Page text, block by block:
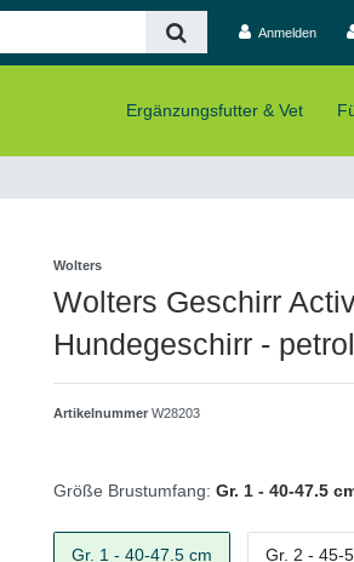
Anmelden
Ergänzungsfutter & Vet
Wolters
Wolters Geschirr
Hundegeschirr -
ArtikelnummerW28203
Größe Brustumfang: Gr. 1 - 40-47.5
Gr. 1 - 40-47.5 cm Gr. 2 - 45-